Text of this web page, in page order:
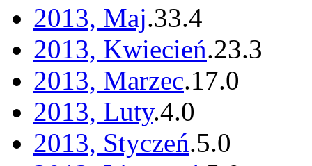
2013, Maj.33.4
2013, Kwiecień.23.3
2013, Marzec.17.0
2013, Luty.4.0
2013, Styczeń.5.0